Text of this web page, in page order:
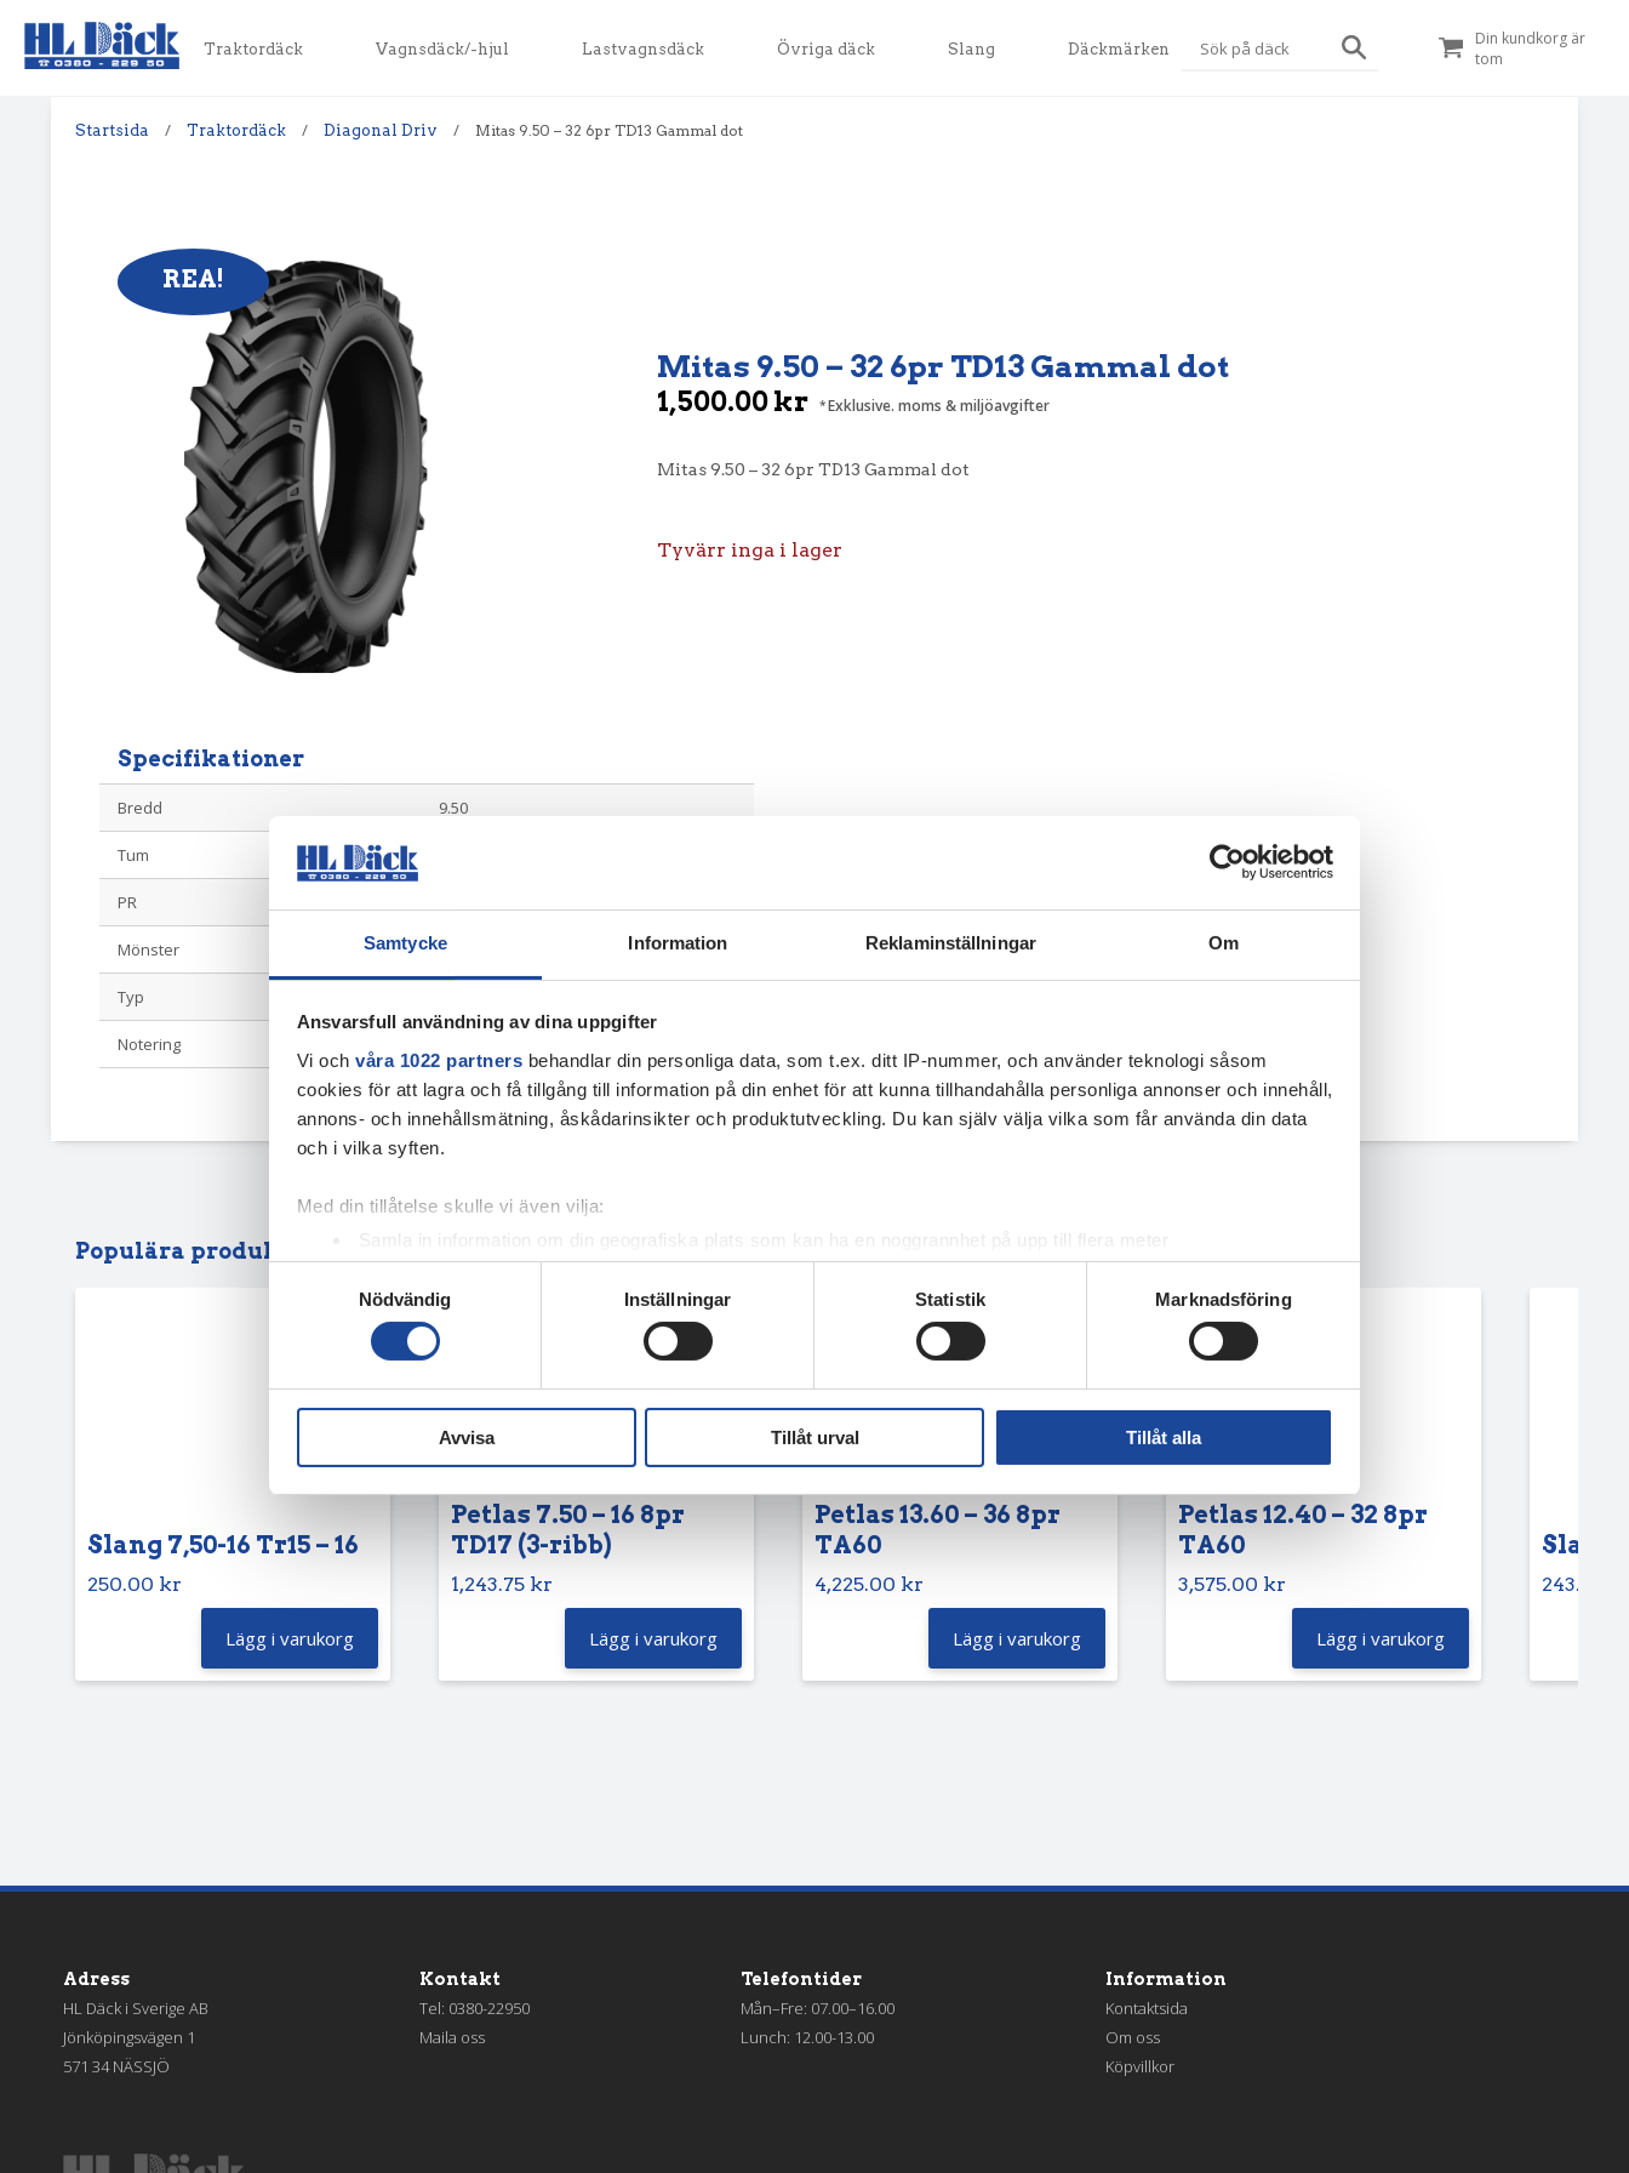
Samtycke Information Reklaminställningar Om
Ansvarsfull användning av dina uppgifter
Vi och våra 1022 partners behandlar din personliga data, som t.ex. ditt IP-nummer, och använder teknologi såsom
cookies för att lagra och få tillgång till information på din enhet för att kunna tillhandahålla personliga annonser och innehåll,
annons- och innehållsmätning, åskådarinsikter och produktutveckling. Du kan själv välja vilka som får använda din data
och i vilka syften.
Med din tillåtelse skulle vi även vilja:
Samla in information om din geografiska plats som kan ha en noggrannhet på upp till flera meter
Identifiera din enhet genom att aktivt skanna den för specifika kännetecken (fingeravtryck)
Ta reda på mer om hur dina personliga uppgifter behandlas och ställ in dina preferenser i
detaljsektionen. Du kan ändra
eller dra tillbaka ditt samtycke när som helst från cookie-förklaringen.
Vi använder enhetsidentifierare för att anpassa innehållet och annonserna till användarna, tillhandahålla funktioner för
sociala medier och analysera vår trafik. Vi vidarebefordrar även sådana identifierare och annan information från din enhet
till de sociala medier och annons- och analysföretag som vi samarbetar med. Dessa kan i sin tur kombinera informationen
Nödvändig
Inställningar Statistik Marknadsföring
Avvisa Tillåt urval Tillåt alla
Traktordäck Vagnsdäck/-hjul Lastvagnsdäck Övriga däck Slang Däckmärken
Din kundkorg är
tom
Startsida / Traktordäck / Diagonal Driv / Mitas 9.50 – 32 6pr TD13 Gammal dot
REA!
Mitas 9.50 – 32 6pr TD13 Gammal dot
1,500.00kr Exklusive. moms & miljöavgifter
Mitas 9.50 – 32 6pr TD13 Gammal dot
Tyvärr inga i lager
Specifikationer
Bredd 9.50
Tum
PR
Mönster TD13
Typ
Notering
Populära produkter
Slang 7,50-16 Tr15 – 16
250.00 kr
Lägg i varukorg
Petlas 7.50 – 16 8pr
TD17 (3-ribb)
1,243.75 kr
Lägg i varukorg
Petlas 13.60 – 36 8pr
TA60
4,225.00 kr
Lägg i varukorg
Petlas 12.40 – 32 8pr
TA60
3,575.00 kr
Lägg i varukorg
Slang
243.75
Adress
HL Däck i Sverige AB
Jönköpingsvägen 1
571 34 NÄSSJÖ
Kontakt
Tel: 0380-22950
Maila oss
Telefontider
Mån–Fre: 07.00–16.00
Lunch: 12.00-13.00
Information
Kontaktsida
Om oss
Köpvillkor